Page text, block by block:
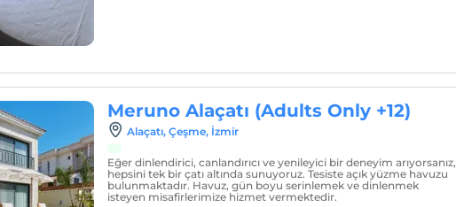
Meruno Alaçatı (Adults Only +12)
Alaçatı, Çeşme, İzmir
Eğer dinlendirici, canlandırıcı ve yenileyici bir deneyim arıyorsanız,
hepsini tek bir çatı altında sunuyoruz. Tesiste açık yüzme havuzu
bulunmaktadır. Havuz, gün boyu serinlemek ve dinlenmek
isteyen misafirlerimize hizmet vermektedir.